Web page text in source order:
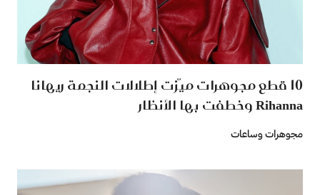
10 قطع مجوهرات ميّزت إطلالات النجمة ريهانا
Rihanna وخطفت بها الأنظار
مجوهرات وساعات